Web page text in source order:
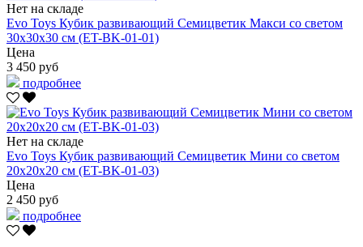
Нет на складе
Evo Toys Кубик развивающий Семицветик Макси со светом
30х30х30 см (ET-BK-01-01)
Цена
3 450 руб
подробнее
Нет на складе
Evo Toys Кубик развивающий Семицветик Мини со светом
20х20х20 см (ET-BK-01-03)
Цена
2 450 руб
подробнее